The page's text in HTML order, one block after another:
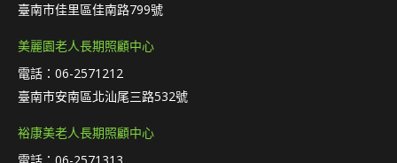
臺南市佳里區佳南路799號
美麗園老人長期照顧中心
電話：06-2571212
臺南市安南區北汕尾三路532號
裕康美老人長期照顧中心